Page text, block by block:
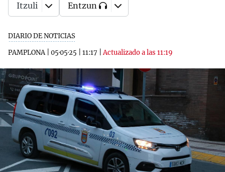
DIARIO DE NOTICIAS
PAMPLONA| 05·05·25 11:17 |Actualizado a las 11:19
Itzuli Entzun